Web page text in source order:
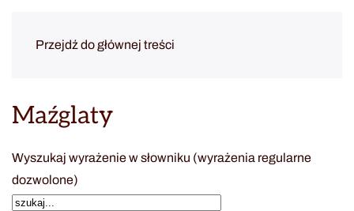
Przejdź do głównej treści
Maźglaty
Wyszukaj wyrażenie w słowniku (wyrażenia regularne
dozwolone)